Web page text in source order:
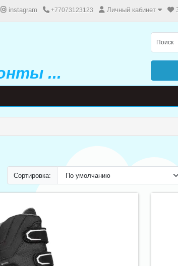
instagram +77073123123 Личный кабинет
...
Сортировка: